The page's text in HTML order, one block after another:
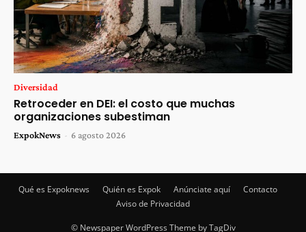
Diversidad
Retroceder en DEI: el costo que muchas
organizaciones subestiman
ExpokNews - 6 agosto 2026
Qué es Expoknews Quién es Expok Anúnciate aquí
Contacto
Aviso de Privacidad
© Newspaper WordPress Theme by TagDiv